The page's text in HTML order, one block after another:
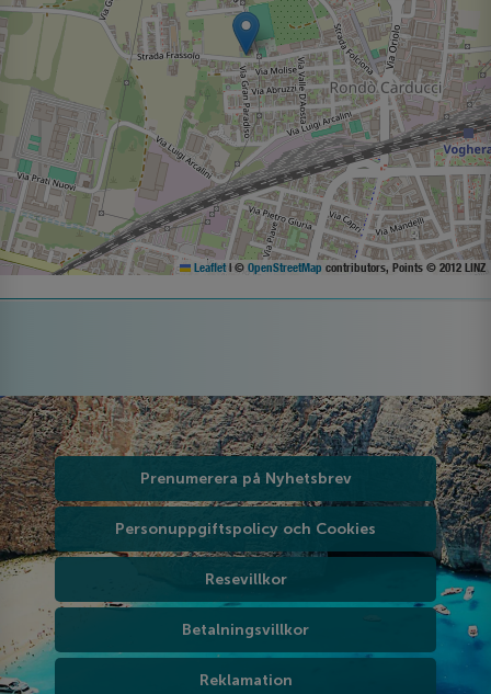
Leaflet | © OpenStreetMap contributors, Points © 2012 LINZ
Prenumerera på Nyhetsbrev
Personuppgiftspolicy och Cookies
Resevillkor
Betalningsvillkor
Reklamation